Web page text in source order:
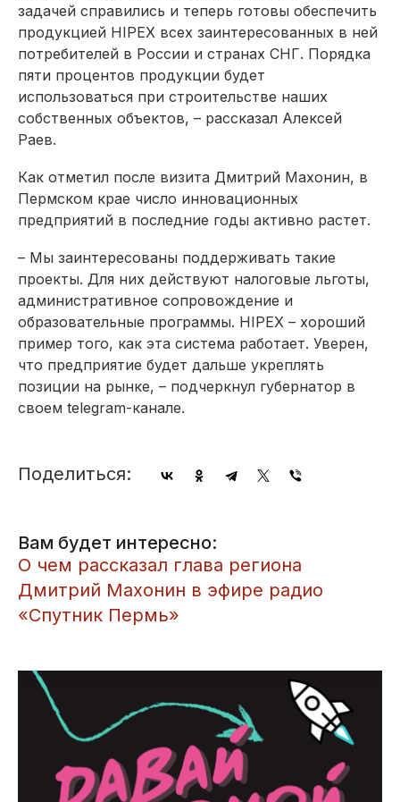
задачей справились и теперь готовы обеспечить
продукцией HIPEX всех заинтересованных в ней
потребителей в России и странах СНГ. Порядка
пяти процентов продукции будет
использоваться при строительстве наших
собственных объектов, – рассказал Алексей
Раев.
Как отметил после визита Дмитрий Махонин, в
Пермском крае число инновационных
предприятий в последние годы активно растет.
– Мы заинтересованы поддерживать такие
проекты. Для них действуют налоговые льготы,
административное сопровождение и
образовательные программы. HIPEX – хороший
пример того, как эта система работает. Уверен,
что предприятие будет дальше укреплять
позиции на рынке, – подчеркнул губернатор в
своем telegram-канале.
Поделиться:
Вам будет интересно:
О чем рассказал глава региона
Дмитрий Махонин в эфире радио
«Спутник Пермь»